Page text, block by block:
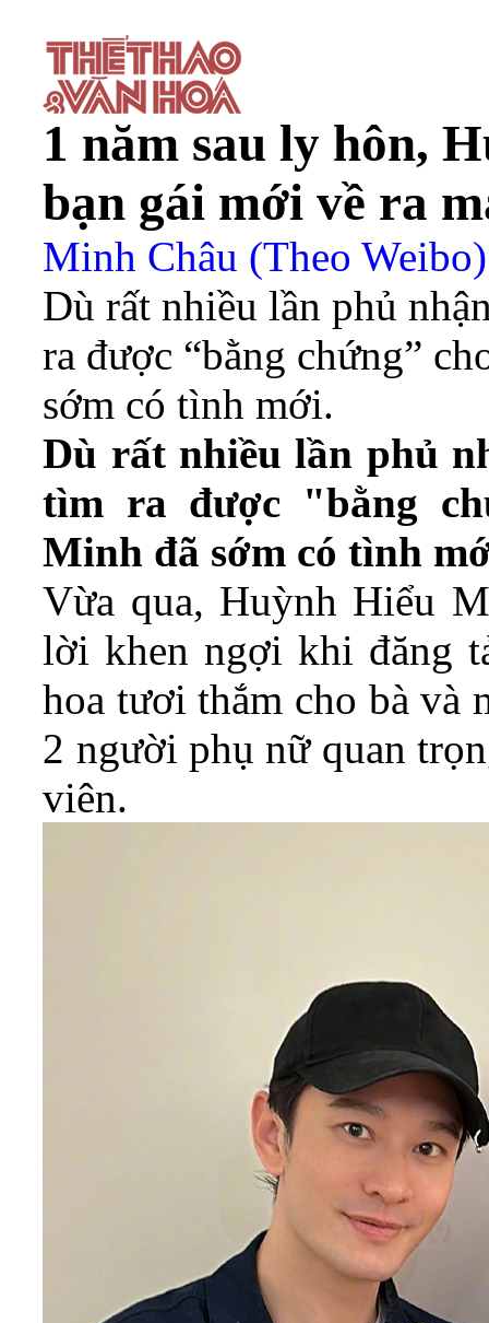
1 năm sau ly hôn,
bạn gái mới về ra
Minh Châu (Theo Weibo)
Dù rất nhiều lần phủ
ra được “bằng chứng”
sớm có tình mới.
Dù rất nhiều lần phủ
tìm ra được "bằng
Minh đã sớm có tình
Vừa qua, Huỳnh Hiểu
lời khen ngợi khi đăng
hoa tươi thắm cho bà và
2 người phụ nữ quan
viên.